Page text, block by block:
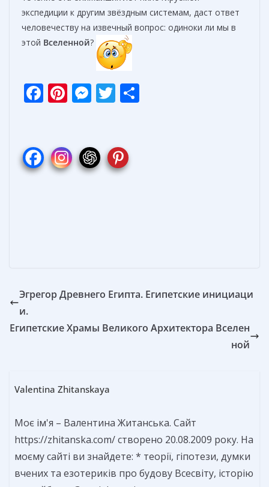
экспедиции к другим звёздным системам, даст ответ
человечеству на извечный вопрос: одиноки ли мы в
этой Вселенной?
F
b
o
Pi
e
st
M
e
n
T
er
Эгрегор Древнего Египта. Египетские инициаци
и.
Египетские Храмы Великого Архитектора Вселен
ной
Valentina Zhitanskaya
Моє ім'я – Валентина Житанська. Сайт
https://zhitanska.com/ створено 20.08.2009 року. На
моєму сайті ви знайдете: * теорії, гіпотези, думки
вчених та езотериків про будову Всесвіту, історію